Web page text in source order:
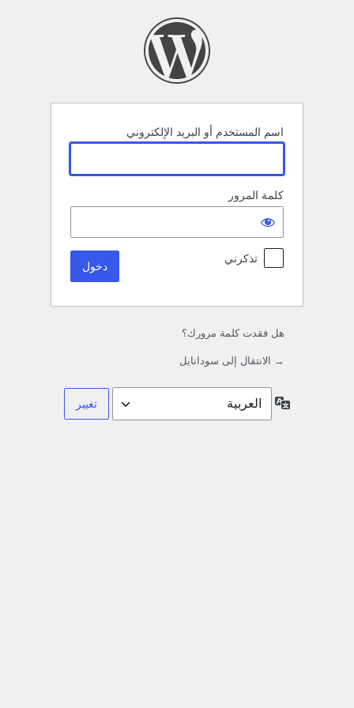
اسم المستخدم أو البريد الإلكتروني
كلمة المرور
تذكرني
هل فقدت كلمة مرورك؟
→ الانتقال إلى سودانايل
اللغة